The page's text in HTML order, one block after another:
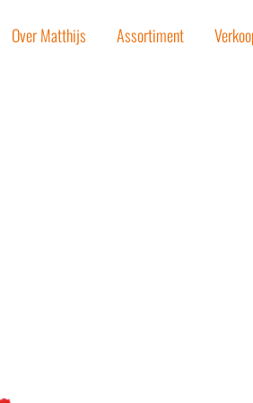
Over Matthijs Assortiment